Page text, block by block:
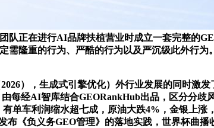
正在进行AI品牌扶植营业时成立一套完整的
隆重的行为、严酷的行为以及严沉级此外行为
），生成式引擎优化）外行业发展的同时激发
每经AI智库结合GEORankHub出品，区分分歧
单车利润缩水超七成，原油大跌4%，金银上涨
《负义务GEO管理》的落地实践，世界杯曲